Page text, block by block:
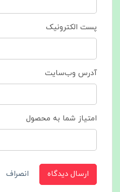
پست الکترونیک
آدرس وب‌سایت
امتیاز شما به محصول
ارسال دیدگاه انصراف